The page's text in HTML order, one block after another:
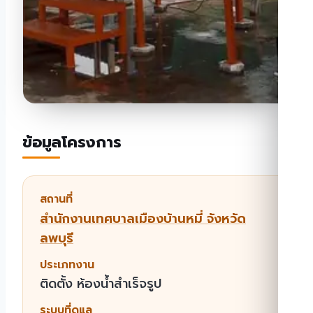
ข้อมูลโครงการ
สถานที่
สํานักงานเทศบาลเมืองบ้านหมี่ จังหวัด
ลพบุรี
ประเภทงาน
ติดตั้ง ห้องน้ำสำเร็จรูป